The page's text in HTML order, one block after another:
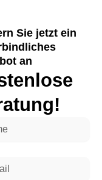
Sie jetzt ein
an